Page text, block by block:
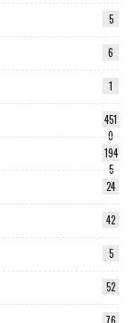
5
6
1
451
0
194
5
24
42
5
52